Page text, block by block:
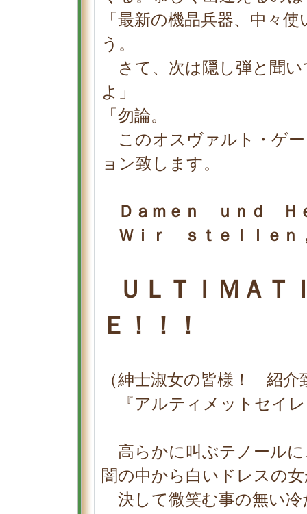
「最新の機晶兵器、中々
う。
さて、次は隠し弾と聞
よ」
「勿論。
このオスヴァルト・ゲ
ョン致します。
Ｄａｍｅｎ ｕｎｄ Ｈ
Ｗｉｒ ｓｔｅｌｌｅｎ
ＵＬＴＩＭＡ
Ｅ！！！
（紳士淑女の皆様！ 紹介
『アルティメットセイレ
高らかに叫ぶテノールに
闇の中から白いドレスの
決して微笑む事の無い冷